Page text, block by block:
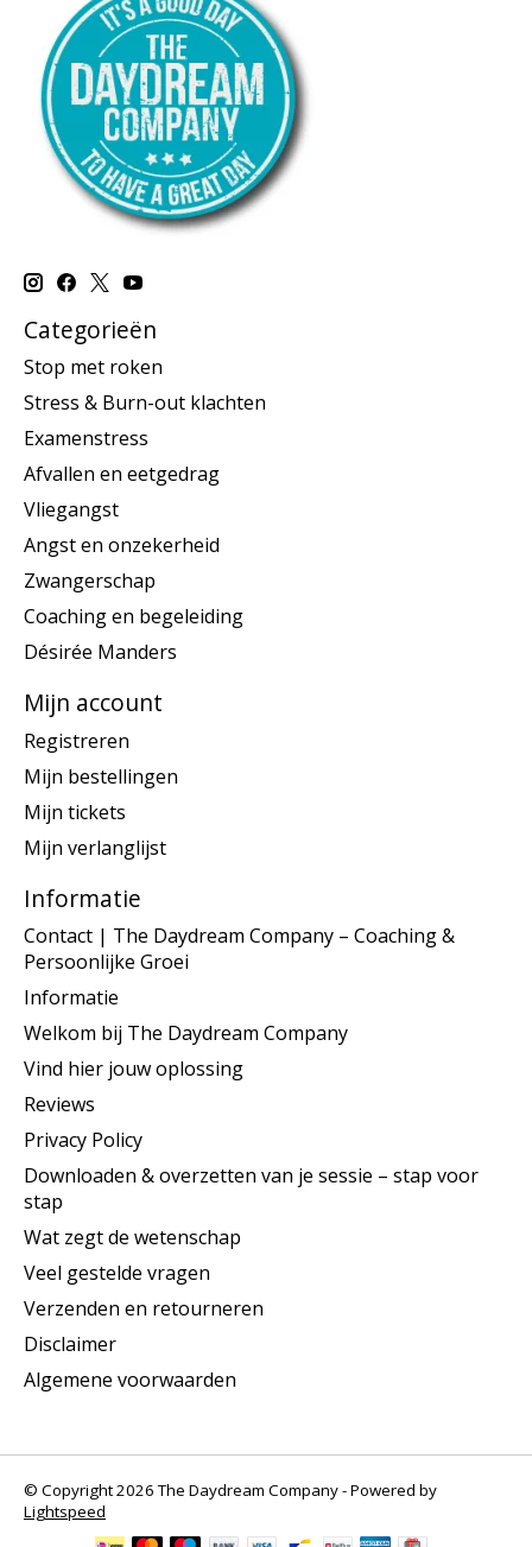
Categorieën
Stop met roken
Stress & Burn-out klachten
Examenstress
Afvallen en eetgedrag
Vliegangst
Angst en onzekerheid
Zwangerschap
Coaching en begeleiding
Désirée Manders
Mijn account
Registreren
Mijn bestellingen
Mijn tickets
Mijn verlanglijst
Informatie
Contact | The Daydream Company – Coaching &
Persoonlijke Groei
Informatie
Welkom bij The Daydream Company
Vind hier jouw oplossing
Reviews
Privacy Policy
Downloaden & overzetten van je sessie – stap voor
stap
Wat zegt de wetenschap
Veel gestelde vragen
Verzenden en retourneren
Disclaimer
Algemene voorwaarden
© Copyright 2026 The Daydream Company - Powered by
Lightspeed